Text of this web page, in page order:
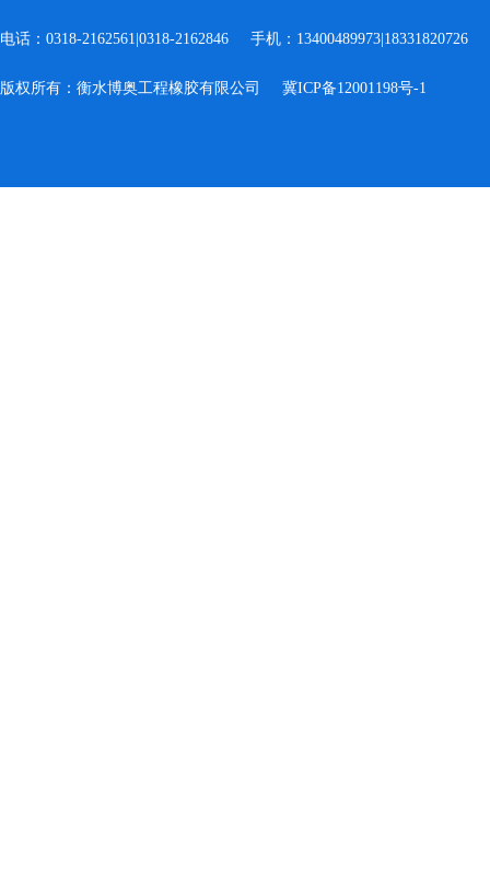
电话：0318-2162561|0318-2162846 手机：13400489973|18331820726
版权所有：衡水博奥工程橡胶有限公司 冀ICP备12001198号-1